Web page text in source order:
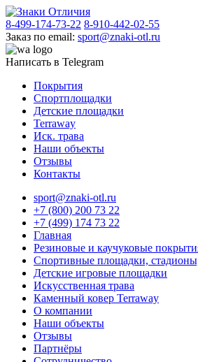
8-499-174-73-22 8-910-442-02-55
Заказ по email: sport@znaki-otl.ru
Написать в Telegram
Покрытия
Спортплощадки
Детские площадки
Terraway
Иск. трава
Наши объекты
Отзывы
Контакты
sport@znaki-otl.ru
+7 (800) 200 73 22
+7 (499) 174 73 22
Главная
Резиновые и каучуковые
Спортивные площадки,
Детские игровые площадки
Искусственная трава
Каменный ковер Terraway
О компании
Наши объекты
Отзывы
Партнёры